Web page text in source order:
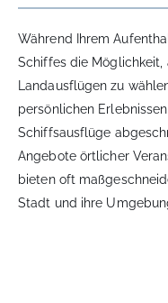
Während Ihrem
Schiffes die Möglichkeit,
Landausflügen zu
persönlichen
Schiffsausflüge
Angebote örtlicher
bieten oft
Stadt und ihre